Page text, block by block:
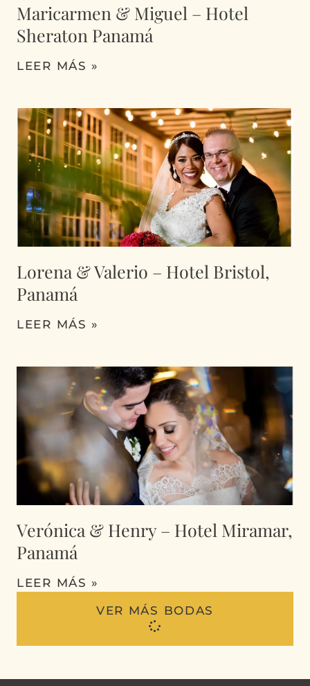
Maricarmen & Miguel – Hotel
Sheraton Panamá
LEER MÁS »
Lorena & Valerio – Hotel Bristol,
Panamá
LEER MÁS »
Verónica & Henry – Hotel Miramar,
Panamá
LEER MÁS »
VER MÁS BODAS